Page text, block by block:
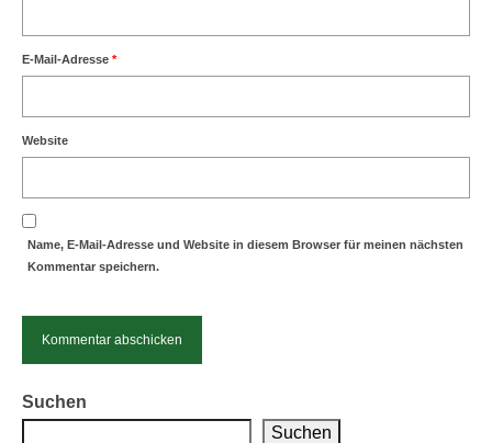
E-Mail-Adresse *
Website
Name, E-Mail-Adresse und Website in diesem Browser für meinen nächsten
Kommentar speichern.
Suchen
Suchen